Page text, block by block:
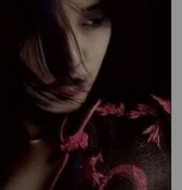
Richard Mason